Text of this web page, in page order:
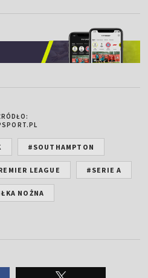
#SOUTHAMPTON
LEAGUE #SERIE A
NOŻNA